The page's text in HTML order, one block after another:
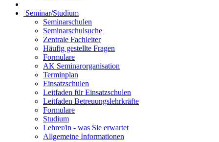
Seminar/Studium
Seminarschulen
Seminarschulsuche
Zentrale Fachleiter
Häufig gestellte Fragen
Formulare
AK Seminarorganisation
Terminplan
Einsatzschulen
Leitfaden für Einsatzschulen
Leitfaden Betreuungslehrkräfte
Formulare
Studium
Lehrer/in - was Sie erwartet
Allgemeine Informationen